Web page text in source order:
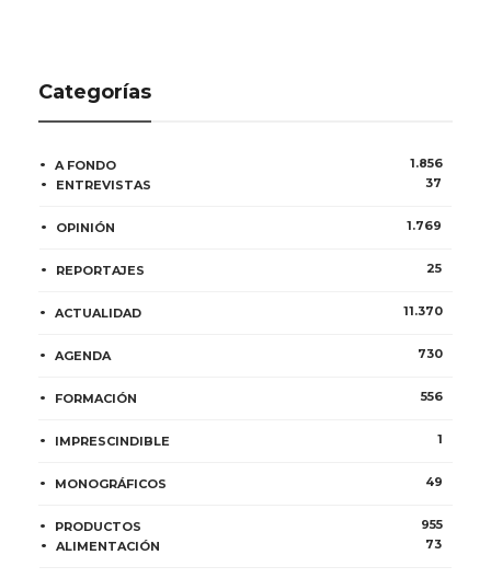
Categorías
A FONDO
1.856
ENTREVISTAS
37
OPINIÓN 1.769
REPORTAJES 25
ACTUALIDAD 11.370
AGENDA 730
FORMACIÓN 556
IMPRESCINDIBLE 1
MONOGRÁFICOS 49
PRODUCTOS
955
ALIMENTACIÓN
73